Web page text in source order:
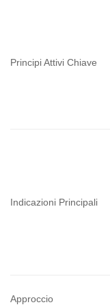
Principi Attivi Chiave
Indicazioni Principali
Approccio